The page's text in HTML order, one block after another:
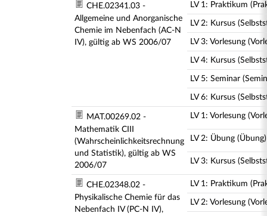
CHE.02341.03 -
Allgemeine und Anorganische
Chemie im Nebenfach (AC-N
IV), gültig ab WS 2006/07
LV 1: Praktikum
LV 2: Kursus
LV 3: Vorlesung
LV 4: Kursus
LV 5: Seminar
LV 6: Kursus
MAT.00269.02 -
Mathematik CIII
(Wahrscheinlichkeitsrechnung
und Statistik), gültig ab WS
2006/07
LV 1: Vorlesung
LV 2: Übung (Übung)
LV 3: Kursus
CHE.02348.02 -
Physikalische Chemie für das
Nebenfach IV (PC-N IV),
LV 1: Praktikum
LV 2: Vorlesung